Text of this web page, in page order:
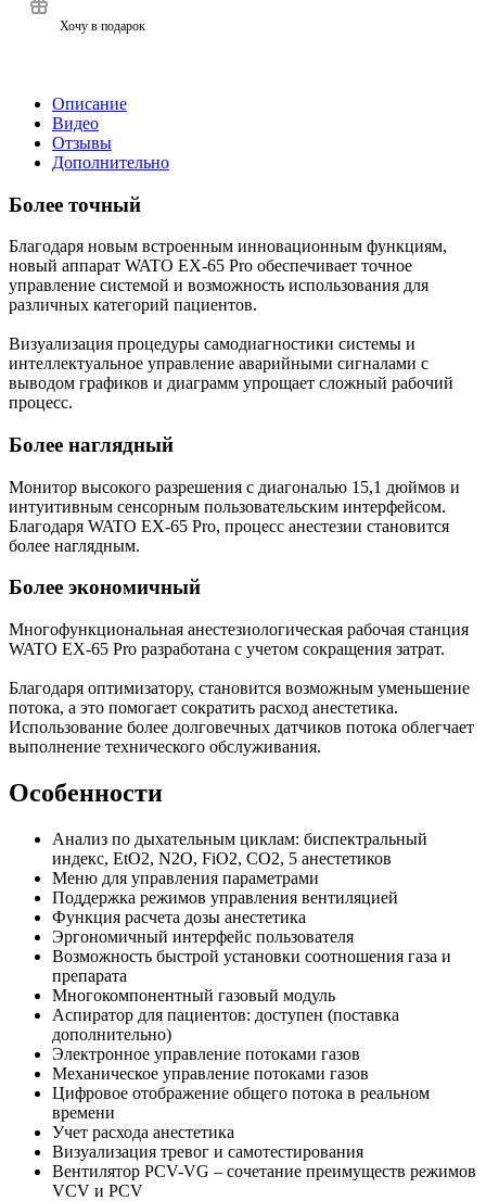
Хочу в подарок
Описание
Видео
Отзывы
Дополнительно
Более точный
Благодаря новым встроенным инновационным функциям,
новый аппарат WATO EX-65 Pro обеспечивает точное
управление системой и возможность использования для
различных категорий пациентов.
Визуализация процедуры самодиагностики системы и
интеллектуальное управление аварийными сигналами с
выводом графиков и диаграмм упрощает сложный рабочий
процесс.
Более наглядный
Монитор высокого разрешения с диагональю 15,1 дюймов и
интуитивным сенсорным пользовательским интерфейсом.
Благодаря WATO EX-65 Pro, процесс анестезии становится
более наглядным.
Более экономичный
Многофункциональная анестезиологическая рабочая станция
WATO EX-65 Pro разработана с учетом сокращения затрат.
Благодаря оптимизатору, становится возможным уменьшение
потока, а это помогает сократить расход анестетика.
Использование более долговечных датчиков потока облегчает
выполнение технического обслуживания.
Особенности
Анализ по дыхательным циклам: биспектральный
индекс, EtO2, N2O, FiO2, CO2, 5 анестетиков
Меню для управления параметрами
Поддержка режимов управления вентиляцией
Функция расчета дозы анестетика
Эргономичный интерфейс пользователя
Возможность быстрой установки соотношения газа и
препарата
Многокомпонентный газовый модуль
Аспиратор для пациентов: доступен (поставка
дополнительно)
Электронное управление потоками газов
Механическое управление потоками газов
Цифровое отображение общего потока в реальном
времени
Учет расхода анестетика
Визуализация тревог и самотестирования
Вентилятор PCV-VG – сочетание преимуществ режимов
VCV и PCV